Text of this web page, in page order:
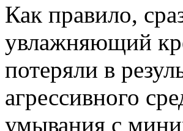
Как правило,
увлажняющий
потеряли в
агрессивного
умывания с